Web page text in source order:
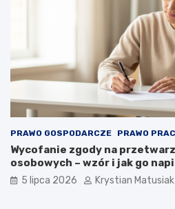
PRAWO GOSPODARCZE PRAWO
Wycofanie zgody na
osobowych – wzór i jak go
5 lipca 2026 Krystian Matusiak